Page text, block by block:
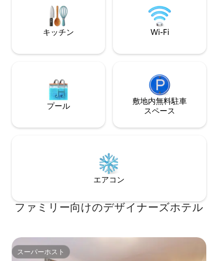
り）が備わっています。 庭とテラス。 ゲ
ストの皆様の邪魔にならないように努め
ており、鍵を置いて外出することもあり
ます。 ゲストがいつでも好きなときに到
着できるようにしたいと思っています。
プレッシャーや時間のスケジュールはあ
ット、おいしいレストランについて専門
的なアドバイスを提供できます。 このエ
リアにはやるべきことがたくさんありま
すので、現地の経験豊富なホストに選択
肢を絞り込んでもらうと役立ちます。遠
慮なくお尋ねください！ ベンジャミン・
にあります。 ラインベックやキングスト
ンへのアクセスが良く、サウガティーズ
やウッドストックにも近いです。 アムト
ラックとウーバーが利用可能になりまし
た！ラインクリフ駅から10分です。 非常
に清潔で、快適な家具が備わっており、
イギリスの田舎の生活モチーフが豊富
クスできるように設計された空間で、時
間を忘れてください！
楽しもう 🏥 ラヘ
🚗 🚑 MGH
の🎃ダウンタウン
キッチン Wi-Fi
プール
敷地内無料駐⁠車
ス⁠ペ⁠ー⁠ス
エアコン
ファミリー向⁠け⁠のデ⁠ザ⁠イ⁠ナ⁠ー⁠ズホ⁠テ⁠ル
スーパーホスト
スーパーホスト